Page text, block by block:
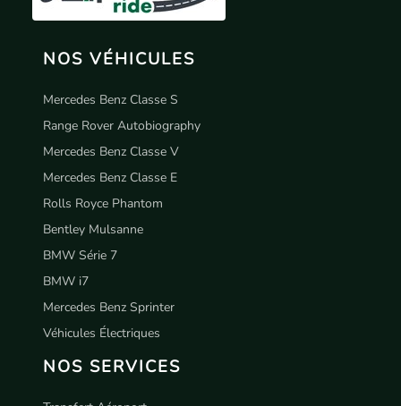
NOS VÉHICULES
Mercedes Benz Classe S
Range Rover Autobiography
Mercedes Benz Classe V
Mercedes Benz Classe E
Rolls Royce Phantom
Bentley Mulsanne
BMW Série 7
BMW i7
Mercedes Benz Sprinter
Véhicules Électriques
NOS SERVICES